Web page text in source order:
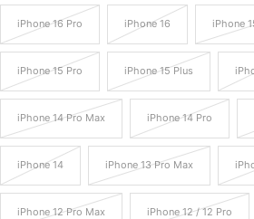
iPhone 16 Pro iPhone 16 iPhone
iPhone 15 Pro iPhone 15 Plus
iPhone 14 Pro Max iPhone 14 Pro
iPhone 14 iPhone 13 Pro Max
iPhone 12 Pro Max iPhone 12 / 12 Pro